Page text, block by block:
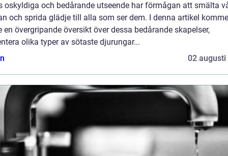
oskyldiga och bedårande utseende har förmågan att smälta
och sprida glädje till alla som ser dem. I denna artikel
en övergripande översikt över dessa bedårande skapelser,
olika typer av sötaste djurungar...
02 augusti